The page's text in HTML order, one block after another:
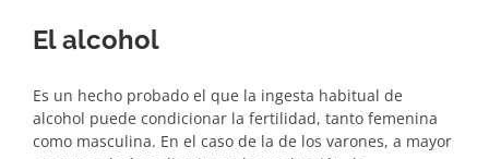
El alcohol
Es un hecho probado el que la ingesta habitual de
alcohol puede condicionar la fertilidad, tanto femenina
como masculina. En el caso de la de los varones, a mayor